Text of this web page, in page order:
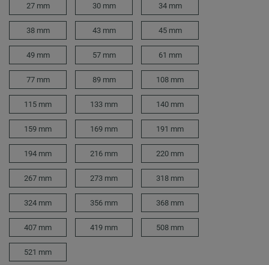
27 mm 30 mm 34 mm
38 mm 43 mm 45 mm
49 mm 57 mm 61 mm
77 mm 89 mm 108 mm
115 mm 133 mm 140 mm
159 mm 169 mm 191 mm
194 mm 216 mm 220 mm
267 mm 273 mm 318 mm
324 mm 356 mm 368 mm
407 mm 419 mm 508 mm
521 mm